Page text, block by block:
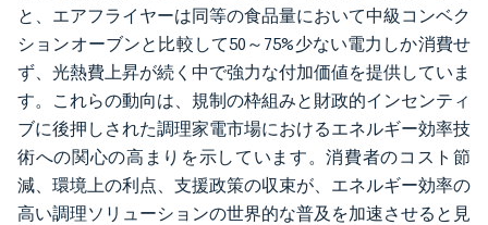
と、エアフライヤーは同等の食品量において中級コンベク
ションオーブンと比較して50～75%少ない電力しか消費せ
ず、光熱費上昇が続く中で強力な付加価値を提供していま
す。これらの動向は、規制の枠組みと財政的インセンティ
ブに後押しされた調理家電市場におけるエネルギー効率技
術への関心の高まりを示しています。消費者のコスト節
減、環境上の利点、支援政策の収束が、エネルギー効率の
高い調理ソリューションの世界的な普及を加速させると見